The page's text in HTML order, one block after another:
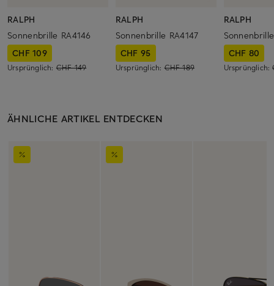
RALPH
Sonnenbrille RA4146
CHF 109
Ursprünglich: CHF 149
RALPH
Sonnenbrille RA4147
CHF 95
Ursprünglich:CHF 189
RALPH
CHF 80
Ursprünglich:
ÄHNLICHE ARTIKEL ENTDECKEN